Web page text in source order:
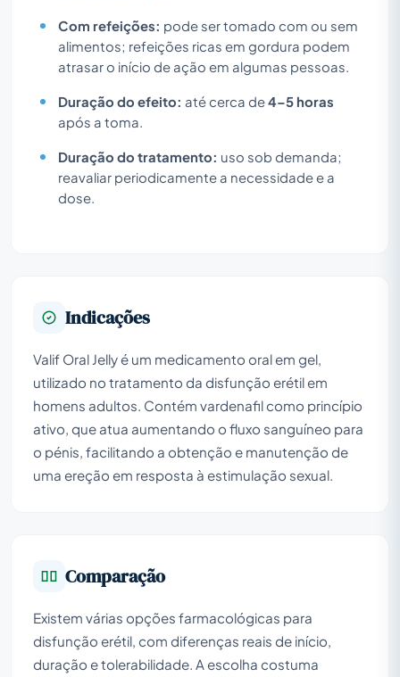
Com refeições: pode ser tomado com ou sem
alimentos; refeições ricas em gordura podem
atrasar o início de ação em algumas pessoas.
Duração do efeito: até cerca de4–5 horas
após a toma.
Duração do tratamento: uso sob demanda;
reavaliar periodicamente a necessidade e a
dose.
Indicações
Valif Oral Jelly é um medicamento oral em gel,
utilizado no tratamento da disfunção erétil em
homens adultos. Contém vardenafil como princípio
ativo, que atua aumentando o fluxo sanguíneo para
o pénis, facilitando a obtenção e manutenção de
uma ereção em resposta à estimulação sexual.
Comparação
Existem várias opções farmacológicas para
disfunção erétil, com diferenças reais de início,
duração e tolerabilidade. A escolha costuma